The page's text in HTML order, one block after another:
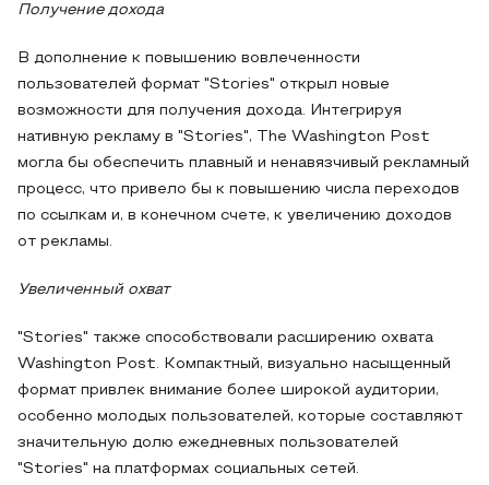
Получение дохода
В дополнение к повышению вовлеченности
пользователей формат "Stories" открыл новые
возможности для получения дохода. Интегрируя
нативную рекламу в "Stories", The Washington Post
могла бы обеспечить плавный и ненавязчивый рекламный
процесс, что привело бы к повышению числа переходов
по ссылкам и, в конечном счете, к увеличению доходов
от рекламы.
Увеличенный охват
"Stories" также способствовали расширению охвата
Washington Post. Компактный, визуально насыщенный
формат привлек внимание более широкой аудитории,
особенно молодых пользователей, которые составляют
значительную долю ежедневных пользователей
"Stories" на платформах социальных сетей.